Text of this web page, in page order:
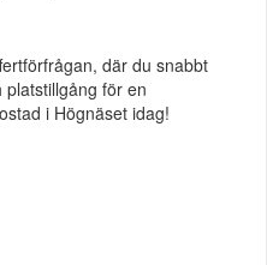
där du snabbt
för en
i Högnäset idag!